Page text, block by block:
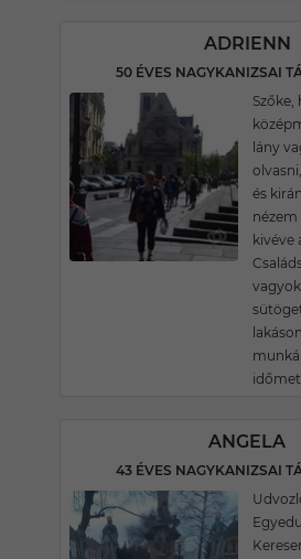
ADRIENN
50 ÉVES NAGYKANIZSAI
Szőke,
lány
és
kivéve
ANGELA
43 ÉVES NAGYKANIZSAI